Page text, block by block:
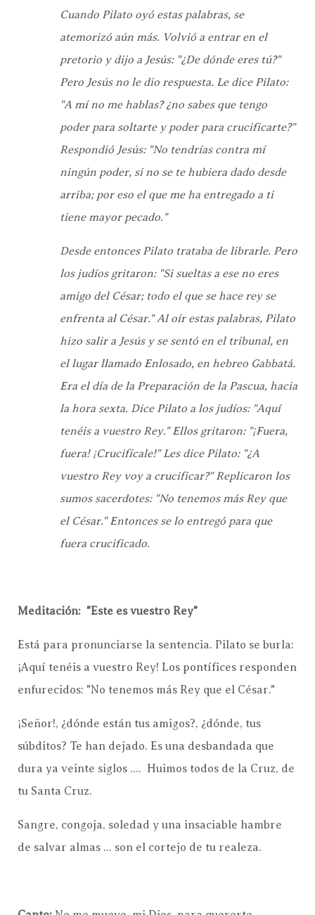
Cuando Pilato oyó estas palabras, se
atemorizó aún más. Volvió a entrar en el
pretorio y dijo a Jesús: "¿De dónde eres tú?"
Pero Jesús no le dio respuesta. Le dice Pilato:
"A mí no me hablas? ¿no sabes que tengo
poder para soltarte y poder para crucificarte?"
Respondió Jesús: "No tendrías contra mí
ningún poder, si no se te hubiera dado desde
arriba; por eso el que me ha entregado a ti
tiene mayor pecado."
Desde entonces Pilato trataba de librarle. Pero
los judíos gritaron: "Si sueltas a ese no eres
amigo del César; todo el que se hace rey se
enfrenta al César." Al oír estas palabras, Pilato
hizo salir a Jesús y se sentó en el tribunal, en
el lugar llamado Enlosado, en hebreo Gabbatá.
Era el día de la Preparación de la Pascua, hacia
la hora sexta. Dice Pilato a los judíos: "Aquí
tenéis a vuestro Rey." Ellos gritaron: "¡Fuera,
fuera! ¡Crucifícale!" Les dice Pilato: "¿A
vuestro Rey voy a crucificar?" Replicaron los
sumos sacerdotes: "No tenemos más Rey que
el César." Entonces se lo entregó para que
fuera crucificado.
Meditación: "Este es vuestro Rey"
Está para pronunciarse la sentencia. Pilato se burla:
¡Aquí tenéis a vuestro Rey! Los pontífices responden
enfurecidos: "No tenemos más Rey que el César."
¡Señor!, ¿dónde están tus amigos?, ¿dónde, tus
súbditos? Te han dejado. Es una desbandada que
dura ya veinte siglos .... Huimos todos de la Cruz, de
tu Santa Cruz.
Sangre, congoja, soledad y una insaciable hambre
de salvar almas ... son el cortejo de tu realeza.